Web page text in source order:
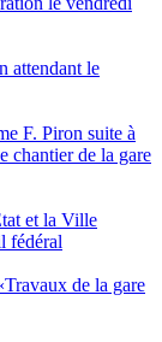
attendant le
F. Piron suite à
chantier de la gare
et la Ville
fédéral
de la gare